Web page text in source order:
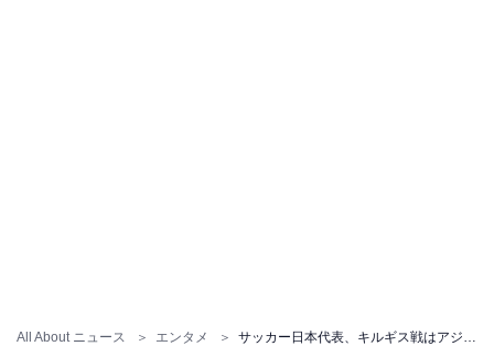
All About ニュース エンタメ